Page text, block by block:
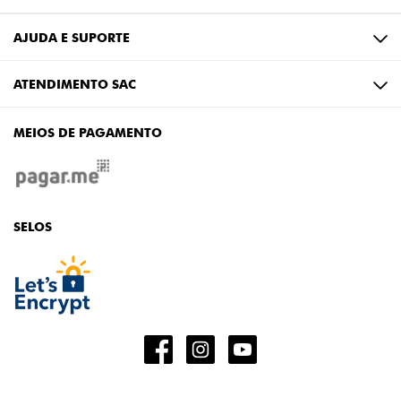
AJUDA E SUPORTE
ATENDIMENTO SAC
MEIOS DE PAGAMENTO
SELOS